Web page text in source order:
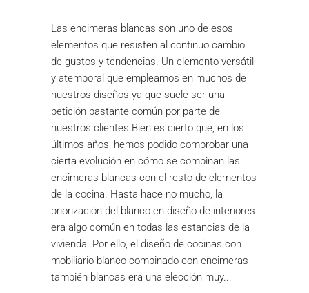
Las encimeras blancas son uno de esos
elementos que resisten al continuo cambio
de gustos y tendencias. Un elemento versátil
y atemporal que empleamos en muchos de
nuestros diseños ya que suele ser una
petición bastante común por parte de
nuestros clientes.Bien es cierto que, en los
últimos años, hemos podido comprobar una
cierta evolución en cómo se combinan las
encimeras blancas con el resto de elementos
de la cocina. Hasta hace no mucho, la
priorización del blanco en diseño de interiores
era algo común en todas las estancias de la
vivienda. Por ello, el diseño de cocinas con
mobiliario blanco combinado con encimeras
también blancas era una elección muy